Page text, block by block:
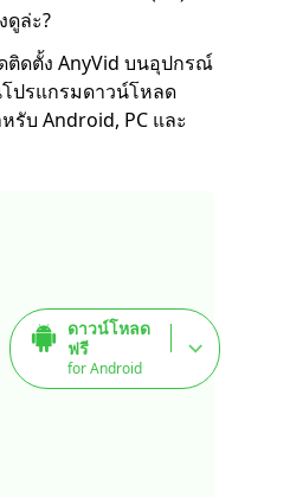
ดูล่ะ?
ติดตั้ง AnyVid บนอุปกรณ์
ปรแกรมดาวน์โหลด
บ Android, PC และ
ดาวน์โหลด
ฟรี
for Android